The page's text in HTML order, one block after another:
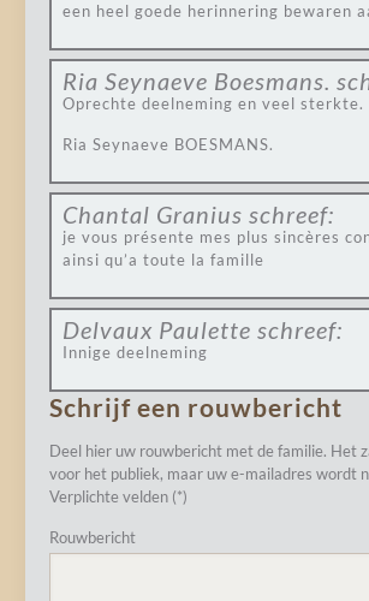
een heel goede herinnering bewaren
Ria Seynaeve Boesmans.
Oprechte deelneming en veel sterkte.
Ria Seynaeve BOESMANS.
Chantal Granius schreef:
je vous présente mes plus sincères
ainsi qu’a toute la famille
Delvaux Paulette schreef:
Innige deelneming
Schrijf een rouwbericht
Deel hier uw rouwbericht met de familie. Het
voor het publiek, maar uw e-mailadres wordt
Verplichte velden (*)
Rouwbericht